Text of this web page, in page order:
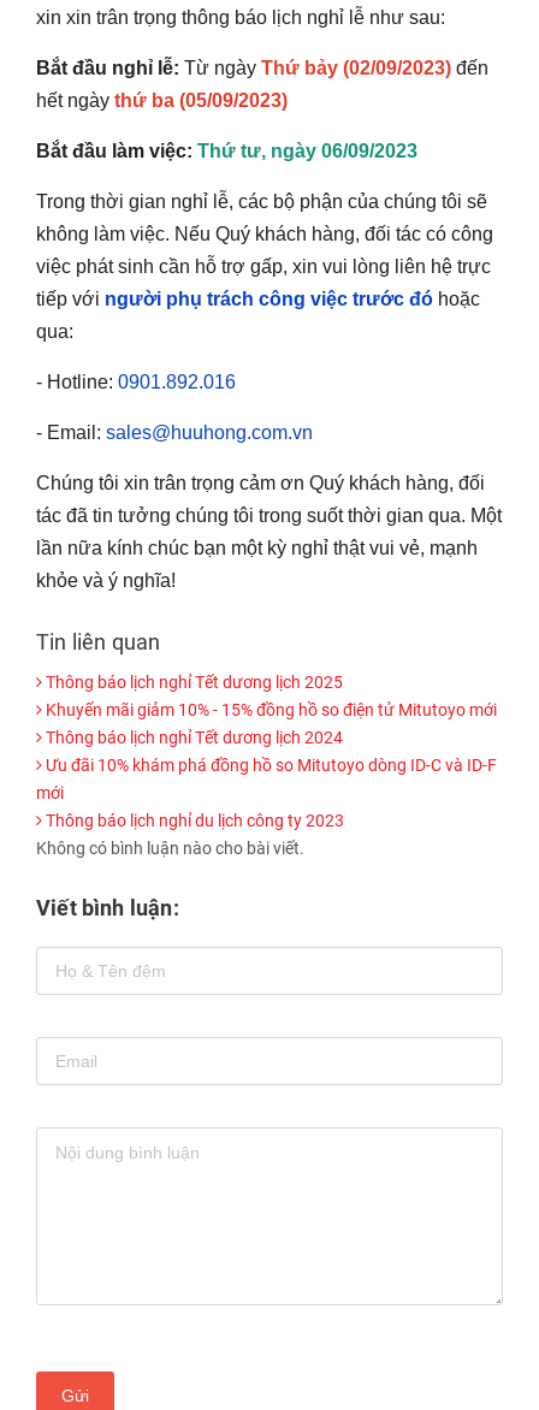
xin xin trân trọng thông báo lịch nghỉ lễ như sau:
Bắt đầu nghỉ lễ: Từ ngày Thứ bảy (02/09/2023) đến
hết ngày thứ ba (05/09/2023)
Bắt đầu làm việc: Thứ tư, ngày 06/09/2023
Trong thời gian nghỉ lễ, các bộ phận của chúng tôi sẽ
không làm việc. Nếu Quý khách hàng, đối tác có công
việc phát sinh cần hỗ trợ gấp, xin vui lòng liên hệ trực
tiếp với người phụ trách công việc trước đó hoặc
qua:
- Hotline: 0901.892.016
- Email: sales@huuhong.com.vn
Chúng tôi xin trân trọng cảm ơn Quý khách hàng, đối
tác đã tin tưởng chúng tôi trong suốt thời gian qua. Một
lần nữa kính chúc bạn một kỳ nghỉ thật vui vẻ, mạnh
khỏe và ý nghĩa!
Tin liên quan
Thông báo lịch nghỉ Tết dương lịch 2025
Khuyến mãi giảm 10% - 15% đồng hồ so điện tử Mitutoyo mới
Thông báo lịch nghỉ Tết dương lịch 2024
Ưu đãi 10% khám phá đồng hồ so Mitutoyo dòng ID-C và ID-F
mới
Thông báo lịch nghỉ du lịch công ty 2023
Không có bình luận nào cho bài viết.
Viết bình luận:
Gửi